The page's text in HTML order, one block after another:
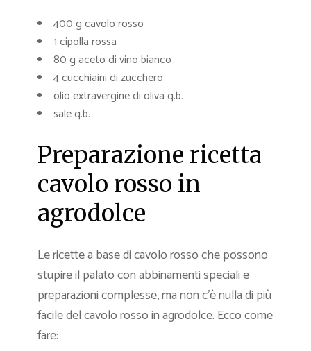
400 g cavolo rosso
1 cipolla rossa
80 g aceto di vino bianco
4 cucchiaini di zucchero
olio extravergine di oliva q.b.
sale q.b.
Preparazione ricetta
cavolo rosso in
agrodolce
Le ricette a base di cavolo rosso che possono
stupire il palato con abbinamenti speciali e
preparazioni complesse, ma non c’è nulla di più
facile del cavolo rosso in agrodolce. Ecco come
fare: